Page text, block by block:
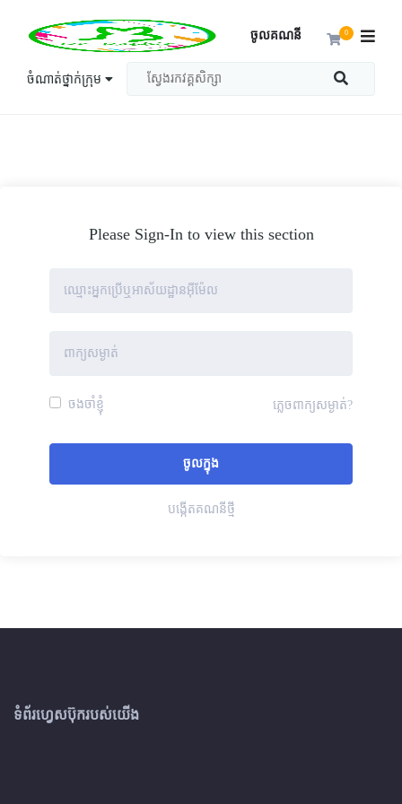
ចំណាត់ថ្នាក់ក្រុម
0
ចូលគណនី
Please Sign-In to view this section
ចងចាំខ្ញុំ ភ្លេចពាក្យសម្ងាត់?
បង្កើតគណនីថ្មី
ទំព័រហ្វេសប៊ុករបស់យើង